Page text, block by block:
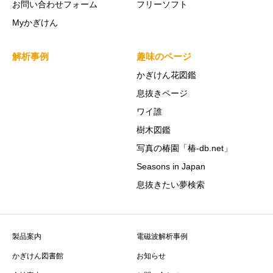
お問い合わせフォーム
Myかぎけん
フリーソフト
解析事例 趣味のページ
かぎけん花図鑑
息抜きページ
ワイ誰
樹木図鑑
写真の椿園「椿-db.net」
Seasons in Japan
息抜きたい夢検索
製品案内 電磁波解析事例
かぎけん図書館 お知らせ